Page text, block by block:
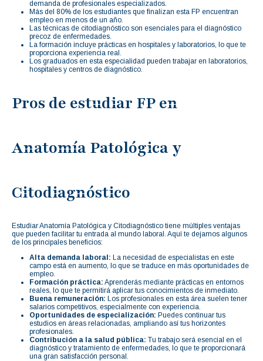
demanda de profesionales especializados.
Más del 80% de los estudiantes que finalizan esta FP encuentran
empleo en menos de un año.
Las técnicas de citodiagnóstico son esenciales para el diagnóstico
precoz de enfermedades.
La formación incluye prácticas en hospitales y laboratorios, lo que te
proporciona experiencia real.
Los graduados en esta especialidad pueden trabajar en laboratorios,
hospitales y centros de diagnóstico.
Pros de estudiar FP en
Anatomía Patológica y
Citodiagnóstico
Estudiar Anatomía Patológica y Citodiagnóstico tiene múltiples ventajas
que pueden facilitar tu entrada al mundo laboral. Aquí te dejamos algunos
de los principales beneficios:
Alta demanda laboral: La necesidad de especialistas en este
campo está en aumento, lo que se traduce en más oportunidades de
empleo.
Formación práctica: Aprenderás mediante prácticas en entornos
reales, lo que te permitirá aplicar tus conocimientos de inmediato.
Buena remuneración: Los profesionales en esta área suelen tener
salarios competitivos, especialmente con experiencia.
Oportunidades de especialización: Puedes continuar tus
estudios en áreas relacionadas, ampliando así tus horizontes
profesionales.
Contribución a la salud pública: Tu trabajo será esencial en el
diagnóstico y tratamiento de enfermedades, lo que te proporcionará
una gran satisfacción personal.